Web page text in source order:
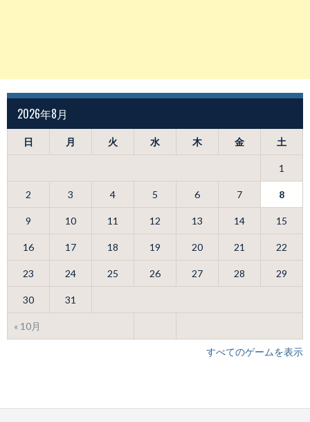
2026年8月
日 月 火 水 木 金 土
« 10月
1
2 3 4 5 6 7 8
9 10 11 12 13 14 15
16 17 18 19 20 21 22
23 24 25 26 27 28 29
30 31
すべてのゲームを表示